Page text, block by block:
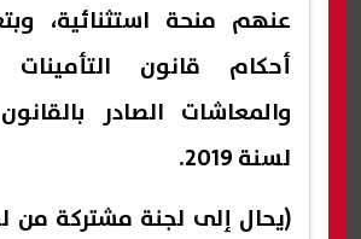
عنهم منحة استثنائية،
أحكام قانون التأمينات
لسنة 2019.
(يحال إلى لجنة مشتركة من